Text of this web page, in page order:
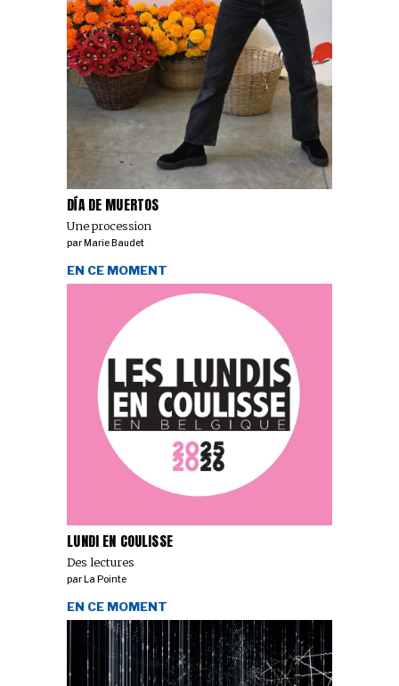
DÍA DE MUERTOS
Une procession
parMarie Baudet
LUNDI EN COULISSE
Des lectures
EN CE MOMENT
parLa Pointe
EN CE MOMENT